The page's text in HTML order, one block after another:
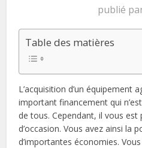
publié
Table des matières
L’acquisition d’un équipement
important financement qui
de tous. Cependant, il vous est
d’occasion. Vous avez ainsi la
d’importantes économies.